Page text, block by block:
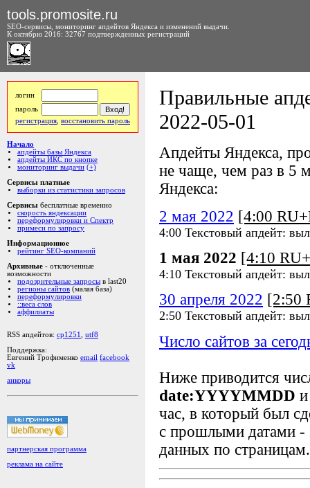
tools.promosite.ru
SEO-сервисы, мониторинг апдейтов Яндекса и изменений выдачи.
К октябрю 2016: 32767 подтвержденных регистраций
логин
пароль
регистрация восстановить пароль
Начало
апдейты базы Яндекса
апдейты ИКС по кнопке
мониторинг выдачи (+)
Сервисы платные
выборки из статистики запросов
Сервисы бесплатные временно
скорость яндексации
переформулировки и Спектр
примеси по запросу
Информационное
рейтинг SEO-компаний
Архивные - отключенные
возможности
подозрительные запросы в last20
регионы сайтов (малая база)
переформулировки
::веса слов
аффилиаты
RSS апдейтов: cp1251
utf8
Поддержка:
Евгений Трофименко email facebook
vk
анкоры
партнерская программа
реклама на сайте
Правильные
2022-05-01
Апдейты Яндекса,
не чаще, чем раз в 5
Яндекса:
2 мая 2022 [4:00
4:00 Текстовый апдейт:
1 мая 2022 [4:10
4:10 Текстовый апдейт:
30 апреля 2022 [2:50
2:50 Текстовый апдейт:
Число сайтов за
Ниже приводится
date:YYYYMMDD
час, в который был
с прошлыми датами -
данных по страницам.